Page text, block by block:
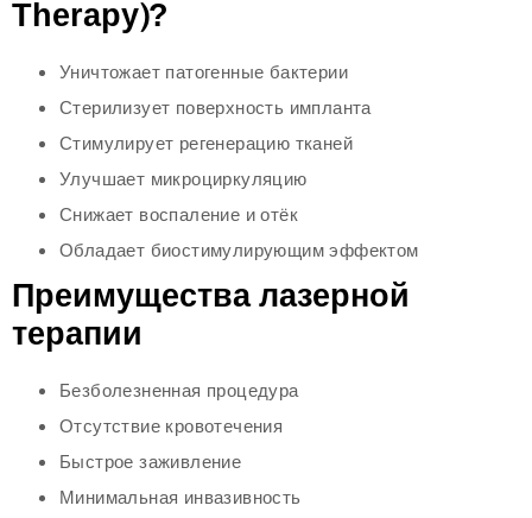
Therapy)?
Уничтожает патогенные бактерии
Стерилизует поверхность импланта
Стимулирует регенерацию тканей
Улучшает микроциркуляцию
Снижает воспаление и отёк
Обладает биостимулирующим эффектом
Преимущества лазерной
терапии
Безболезненная процедура
Отсутствие кровотечения
Быстрое заживление
Минимальная инвазивность